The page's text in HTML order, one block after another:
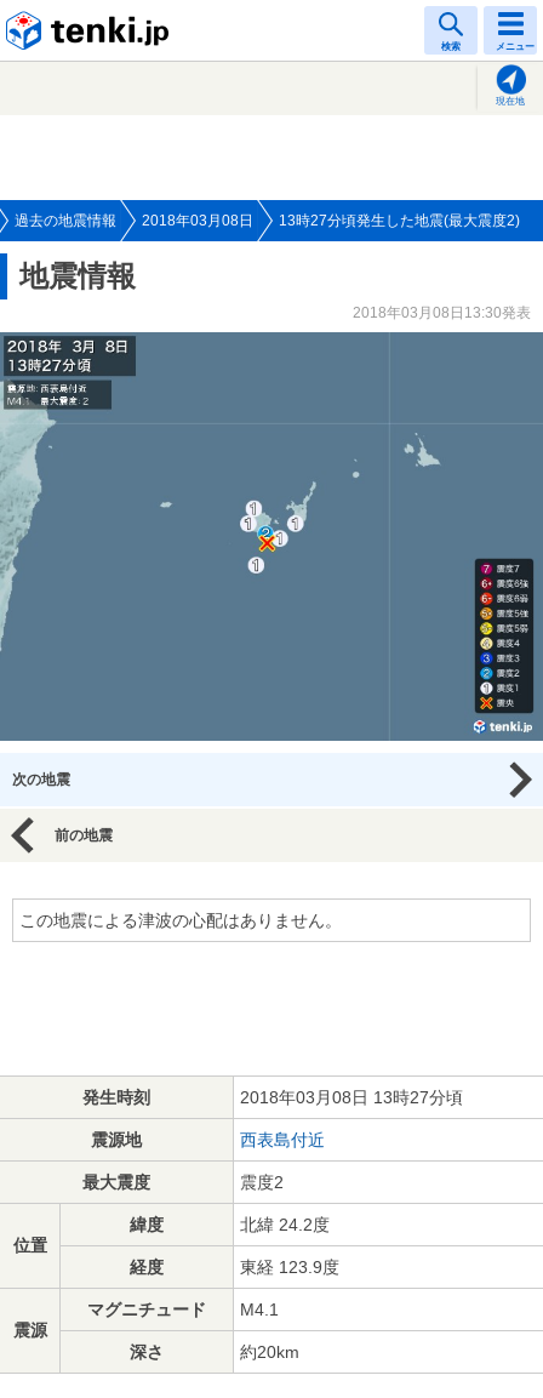
検索 メニュー
現在地
過去の地震情報 2018年03月08日 13時27分頃発生した地震(最大震度2)
地震情報
2018年03月08日13:30発表
次の地震
前の地震
この地震による津波の心配はありません。
発生時刻 2018年03月08日 13時27分頃
震源地 西表島付近
最大震度 震度2
位置
緯度 北緯 24.2度
経度 東経 123.9度
震源
マグニチュード M4.1
深さ 約20km